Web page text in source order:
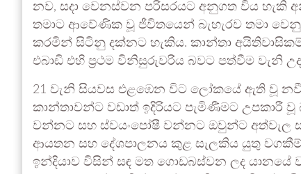
නව, සදා වෙනස්වන පරිසරයට අනුගත විය හැකි
තමාට ආවේණික වූ ජීවිතයෙන් බැහැරව තමා
කරමින් සිටිනු දක්නට හැකිය. කාන්තා
එබාඩි එහි ප්‍රථම විනිසුරුවරිය බවට පත්වීම වැනි
21 වැනි සියවස එළඹෙන විට ලෝකයේ ඇති වූ
කාන්තාවන්ට වඩාත් ඉදිරියට පැමිණීමට
වන්නට සහ ස්වයංපෝෂී වන්නට ඔවුන්ට අත්වැල
ආයතන සහ දේශපාලනය කුළ සැලකිය යුතු
ඉන්දියාව විසින් සඳ මත ගොඩබස්වන ලද යානයේ